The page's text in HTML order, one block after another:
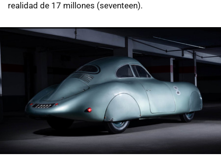
realidad de 17 millones (seventeen).